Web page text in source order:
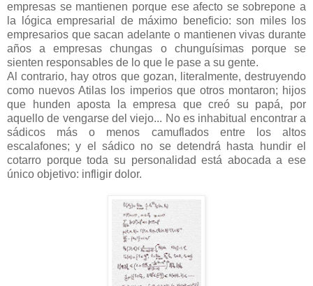
empresas se mantienen porque ese afecto se sobrepone a
la lógica empresarial de máximo beneficio: son miles los
empresarios que sacan adelante o mantienen vivas durante
años a empresas chungas o chunguísimas porque se
sienten responsables de lo que le pase a su gente.
Al contrario, hay otros que gozan, literalmente, destruyendo
como nuevos Atilas los imperios que otros montaron; hijos
que hunden aposta la empresa que creó su papá, por
aquello de vengarse del viejo... No es inhabitual encontrar a
sádicos más o menos camuflados entre los altos
escalafones; y el sádico no se detendrá hasta hundir el
cotarro porque toda su personalidad está abocada a ese
único objetivo: infligir dolor.